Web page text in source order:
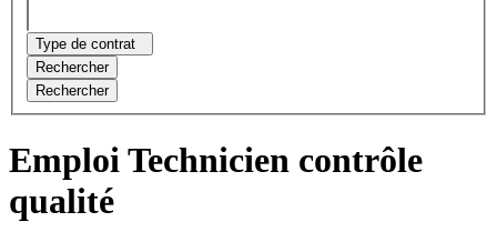
Type de contrat
Rechercher
Rechercher
Emploi Technicien contrôle
qualité